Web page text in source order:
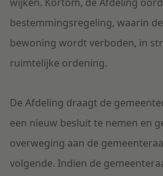
bestemmingsregeling, waarin
bewoning wordt verboden, in
ruimtelijke ordening.
De Afdeling draagt de
een nieuw besluit te nemen en
overweging aan de
volgende. Indien de